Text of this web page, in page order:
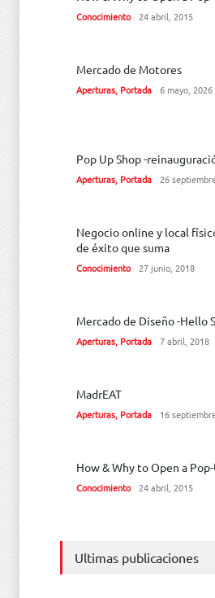
Conocimiento 24 abril, 2015
Mercado de Motores
Aperturas, Portada 6 mayo, 2026
Pop Up Shop -
Aperturas, Portada 26
Negocio online y local
de éxito que suma
Conocimiento 27 junio, 2018
Mercado de Diseño -Hello
Aperturas, Portada 7 abril, 2018
MadrEAT
Aperturas, Portada 16
How & Why to Open a
Conocimiento 24 abril, 2015
Ultimas publicaciones